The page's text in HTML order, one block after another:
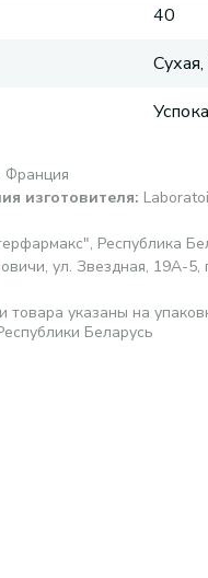
40
Франция
изготовителя:
Республика
ул. Звездная, 19А-5,
товара указаны на
Беларусь